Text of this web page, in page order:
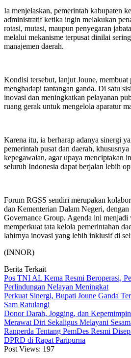
Ia menjelaskan, pemerintah kabupaten
administratif ketika ingin melakukan
rotasi, mutasi, maupun penyegaran
melalui mekanisme terpusat dinilai
manajemen daerah.
Kondisi tersebut, lanjut Joune, membuat
menghadapi tantangan ganda. Di satu
inovasi dan meningkatkan pelayanan
ruang gerak untuk mengelola aparatur
Karena itu, ia berharap adanya sinergi
pemerintah pusat dan daerah,
kepegawaian, agar upaya menciptakan
seluruh Indonesia dapat berjalan lebih
Forum RGSS sendiri merupakan
dan Kementerian Dalam Negeri,
Governance Group. Agenda ini menjadi
memperkuat tata kelola pemerintahan
lahirnya inovasi yang lebih inklusif di
(INNOR)
Berita Terkait
Pos TNI AL Kema Resmi Beroperasi,
Perlindungan Nelayan Meningkat
Perkuat Sinergi, Bupati Joune Ganda
Sam Ratulangi
Donor Darah, Jogging, dan
Merawat Diri Sekaligus Melayani
Ranperda Tentang PemDes Resmi
DPRD di Rapat Paripurna
Post Views: 197